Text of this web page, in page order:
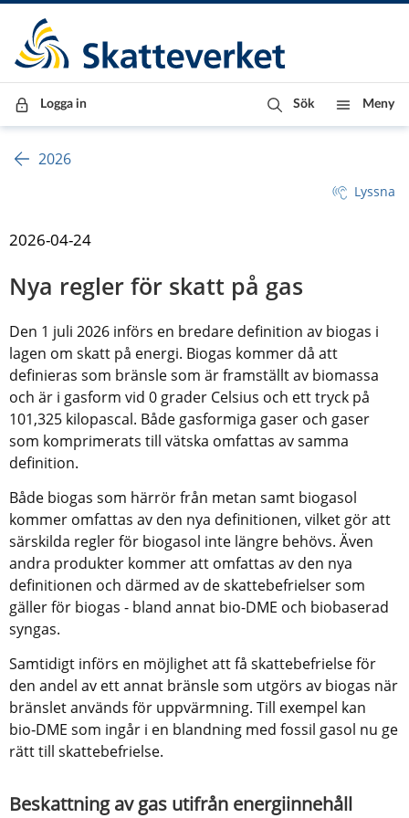
Till innehåll
Till navigationen
Till chattrobot
Logga in Sök Meny
2026
Lyssna
2026-04-24
Nya regler för skatt på gas
Den 1 juli 2026 införs en bredare definition av biogas i
lagen om skatt på energi. Biogas kommer då att
definieras som bränsle som är framställt av biomassa
och är i gasform vid 0 grader Celsius och ett tryck på
101,325 kilopascal. Både gasformiga gaser och gaser
som komprimerats till vätska omfattas av samma
definition.
Både biogas som härrör från metan samt biogasol
kommer omfattas av den nya definitionen, vilket gör att
särskilda regler för biogasol inte längre behövs. Även
andra produkter kommer att omfattas av den nya
definitionen och därmed av de skattebefrielser som
gäller för biogas - bland annat bio-DME och biobaserad
syngas.
Samtidigt införs en möjlighet att få skattebefrielse för
den andel av ett annat bränsle som utgörs av biogas när
bränslet används för uppvärmning. Till exempel kan
bio‑DME som ingår i en blandning med fossil gasol nu ge
rätt till skattebefrielse.
Beskattning av gas utifrån energiinnehåll